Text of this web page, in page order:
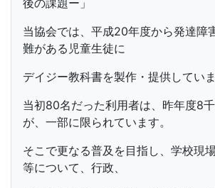
後の課題ー」
当協会では、平成20年度から発達障
難がある児童生徒に
デイジー教科書を製作・提供していま
当初80名だった利用者は、昨年度8
が、一部に限られています。
そこで更なる普及を目指し、学校現
等について、行政、